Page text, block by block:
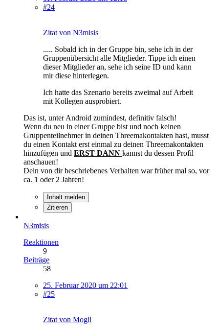
#24
Zitat von N3misis
..... Sobald ich in der Gruppe bin, sehe ich in der
Gruppenübersicht alle Mitglieder. Tippe ich einen
dieser Mitglieder an, sehe ich seine ID und kann
mir diese hinterlegen.
Ich hatte das Szenario bereits zweimal auf Arbeit
mit Kollegen ausprobiert.
Das ist, unter Android zumindest, definitiv falsch!
Wenn du neu in einer Gruppe bist und noch keinen
Gruppenteilnehmer in deinen Threemakontakten hast, musst
du einen Kontakt erst einmal zu deinen Threemakontakten
hinzufügen und ERST DANN kannst du dessen Profil
anschauen!
Dein von dir beschriebenes Verhalten war früher mal so, vor
ca. 1 oder 2 Jahren!
Inhalt melden
Zitieren
N3misis
Reaktionen
9
Beiträge
58
25. Februar 2020 um 22:01
#25
Zitat von Mogli